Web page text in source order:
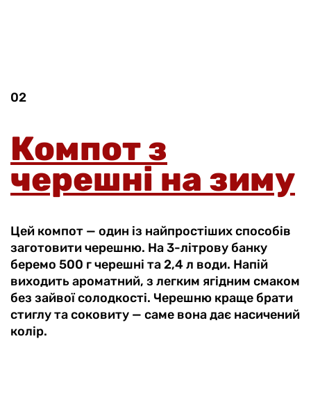
02
Компот з
черешні на зиму
Цей компот — один із найпростіших способів
заготовити черешню. На 3-літрову банку
беремо 500 г черешні та 2,4 л води. Напій
виходить ароматний, з легким ягідним смаком
без зайвої солодкості. Черешню краще брати
стиглу та соковиту — саме вона дає насичений
колір.